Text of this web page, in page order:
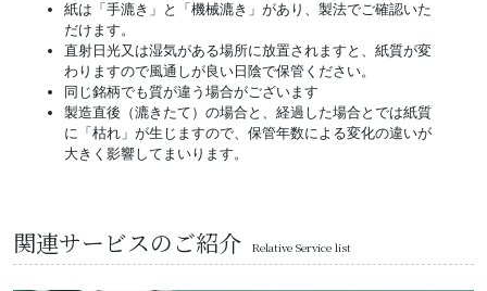
紙は「手漉き」と「機械漉き」があり、製法でご確認いた
だけます。
直射日光又は湿気がある場所に放置されますと、紙質が変
わりますので風通しが良い日陰で保管ください。
同じ銘柄でも質が違う場合がございます
製造直後（漉きたて）の場合と、経過した場合とでは紙質
に「枯れ」が生じますので、保管年数による変化の違いが
大きく影響してまいります。
関連サービスのご紹介 Relative Service list